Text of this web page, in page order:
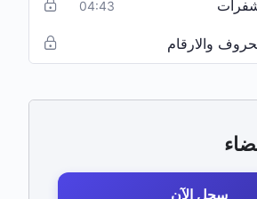
04:43
والارقام
سجل الآن